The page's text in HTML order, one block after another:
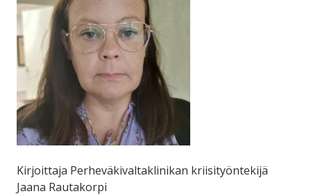
Kirjoittaja Perheväkivaltaklinikan kriisityöntekijä
Jaana Rautakorpi